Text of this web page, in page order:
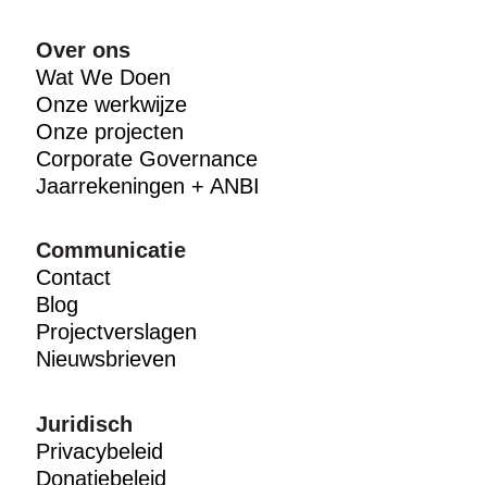
Over ons
Wat We Doen
Onze werkwijze
Onze projecten
Corporate Governance
Jaarrekeningen + ANBI
Communicatie
Contact
Blog
Projectverslagen
Nieuwsbrieven
Juridisch
Privacybeleid
Donatiebeleid